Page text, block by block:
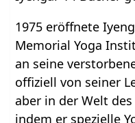
1975 eröffnete
Memorial Yoga
an seine
offiziell von seiner
aber in der Welt
indem er spezielle